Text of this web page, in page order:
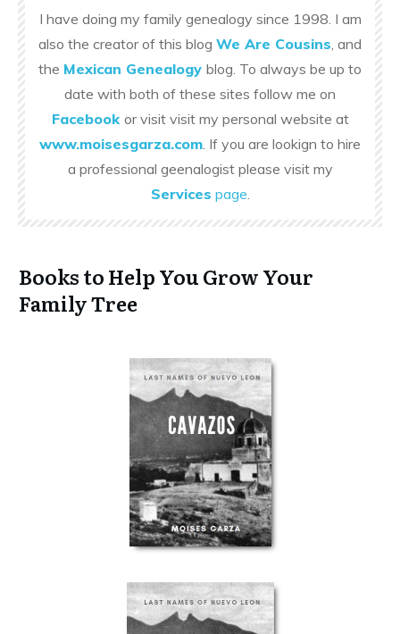
I have doing my family genealogy since 1998. I am
also the creator of this blog We Are Cousins , and
the Mexican Genealogy blog. To always be up to
date with both of these sites follow me on
Facebook or visit visit my personal website at
www.moisesgarza.com . If you are lookign to hire
a professional geenalogist please visit my
Services page
Books to Help You Grow Your
Family Tree